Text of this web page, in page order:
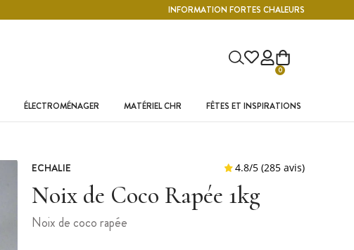
INFORMATION FORTES CHALEURS
0
ÉLECTROMÉNAGER MATÉRIEL CHR FÊTES ET INSPIRATIONS
ECHALIE
Noix de Coco Rapée 1kg
Noix de coco rapée